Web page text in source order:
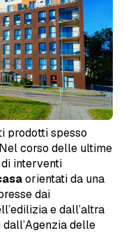
prodotti spesso
corso delle ultime
interventi
orientati da una
dai
e dall’altra
delle